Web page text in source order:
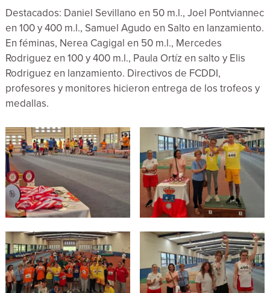
Destacados: Daniel Sevillano en 50 m.l., Joel Pontviannec
en 100 y 400 m.l., Samuel Agudo en Salto en lanzamiento.
En féminas, Nerea Cagigal en 50 m.l., Mercedes
Rodriguez en 100 y 400 m.l., Paula Ortíz en salto y Elis
Rodriguez en lanzamiento. Directivos de FCDDI,
profesores y monitores hicieron entrega de los trofeos y
medallas.